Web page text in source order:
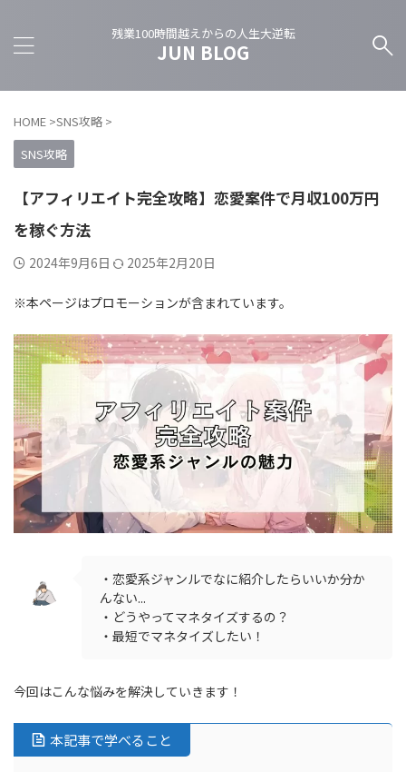
残業100時間越えからの人生大逆転
JUN BLOG
HOME >SNS攻略 >
SNS攻略
【アフィリエイト完全攻略】恋愛案件で月収100万円
を稼ぐ方法
2024年9月6日 2025年2月20日
※本ページはプロモーションが含まれています。
・恋愛系ジャンルでなに紹介したらいいか分か
んない...
・どうやってマネタイズするの？
・最短でマネタイズしたい！
今回はこんな悩みを解決していきます！
本記事で学べること